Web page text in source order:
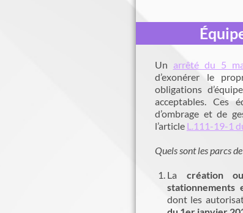
Un arrêté du 5
d’exonérer le
obligations
acceptables. Ces
d’ombrage et de
l’article L.111-19-1
Quels sont les parcs
La création
stationnements
dont les